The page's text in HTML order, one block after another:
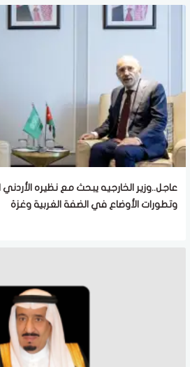
عاجل..وزير الخارجيه يبحث مع نظيره
وتطورات الأوضاع في الضفة الغربية وغزة